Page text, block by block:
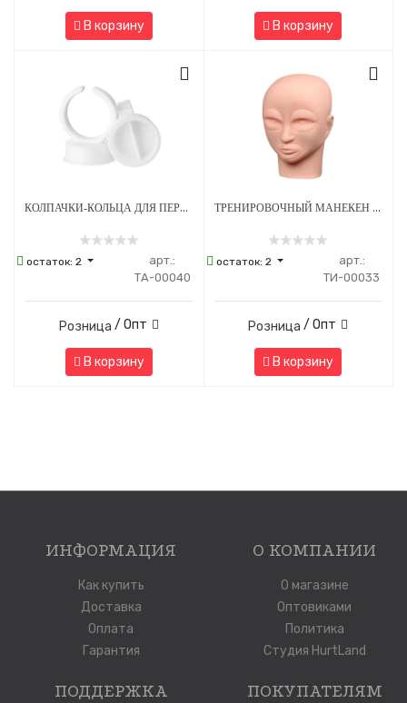
В корзину В корзину
КОЛПАЧКИ-КОЛЬЦА ДЛЯ ПЕРМАНЕНТНОГО МАКИЯЖА С РАЗДЕЛИТЕЛЕМ 15 Х 6 ММ - 100 ШТ
остаток:2
арт.:
ТА-00040
Розница / Опт
В корзину
ТРЕНИРОВОЧНЫЙ МАНЕКЕН ДЛЯ ПЕРМАНЕНТНОГО МАКИЯЖА
остаток: 2
арт.:
ТИ-00033
Розница / Опт
В корзину
ИНФОРМАЦИЯ
Как купить
Доставка
Оплата
Гарантия
О КОМПАНИИ
О магазине
Оптовиками
Политика
Студия HurtLand
ПОДДЕРЖКА ПОКУПАТЕЛЯМ